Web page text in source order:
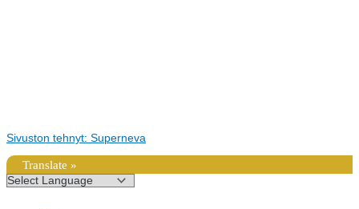
Sivuston tehnyt: Superneva
Translate »